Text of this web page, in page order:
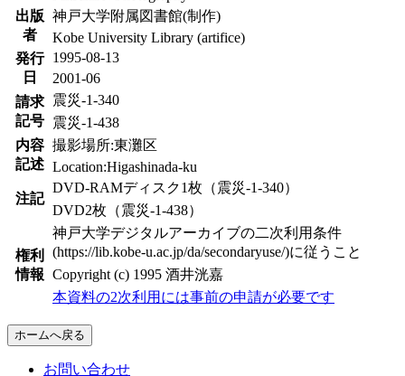
出版
者
神戸大学附属図書館(制作)
Kobe University Library (artifice)
発行
日
1995-08-13
2001-06
請求
記号
震災-1-340
震災-1-438
内容
記述
撮影場所:東灘区
Location:Higashinada-ku
注記
DVD-RAMディスク1枚（震災-1-340）
DVD2枚（震災-1-438）
権利
情報
神戸大学デジタルアーカイブの二次利用条件
(https://lib.kobe-u.ac.jp/da/secondaryuse/)に従うこと
Copyright (c) 1995 酒井洸嘉
本資料の2次利用には事前の申請が必要です
ホームへ戻る
お問い合わせ